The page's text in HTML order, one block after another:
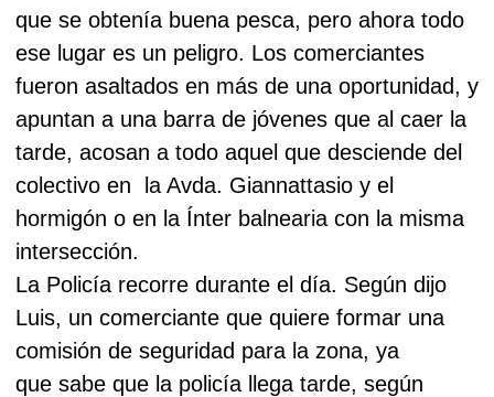
que se obtenía buena pesca, pero ahora todo
ese lugar es un peligro. Los comerciantes
fueron asaltados en más de una oportunidad, y
apuntan a una barra de jóvenes que al caer la
tarde, acosan a todo aquel que desciende del
colectivo en
la Avda. Giannattasio y el
hormigón o en la Ínter balnearia con la misma
intersección.
La Policía recorre durante el día. Según dijo
Luis, un comerciante que quiere formar una
comisión de seguridad para la zona, ya
que sabe que la policía llega tarde, según